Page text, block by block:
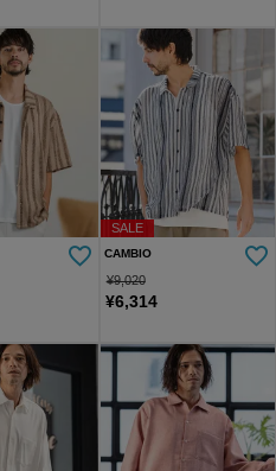
SALE
CAMBIO
¥9,020
¥6,314